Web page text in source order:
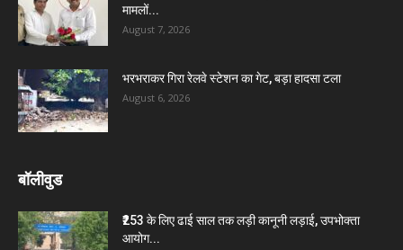
मामलों...
August 7, 2026
भरभराकर गिरा रेलवे स्टेशन का गेट, बड़ा हादसा टला
August 6, 2026
बॉलीवुड
₹253 के लिए ढाई साल तक लड़ी कानूनी लड़ाई, उपभोक्ता
आयोग...